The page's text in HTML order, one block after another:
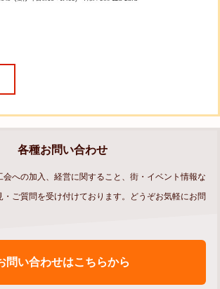
各種お問い合わせ
への加入、経営に関すること、街・イベント情報な
・ご質問を受け付けております。どうぞお気軽にお問
問い合わせはこちらから